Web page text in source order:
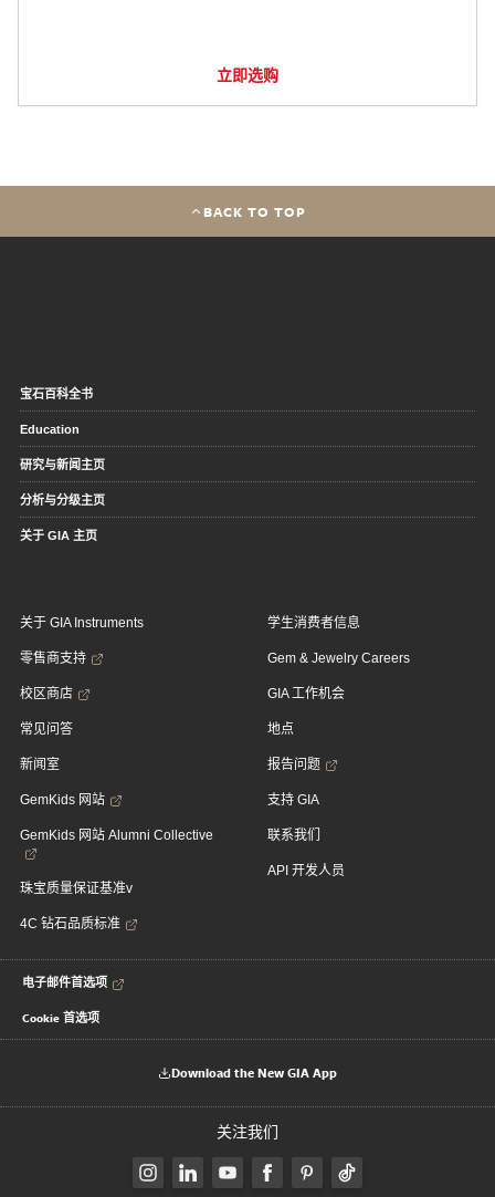
立即选购
BACK TO TOP
宝石百科全书
Education
研究与新闻主页
分析与分级主页
关于 GIA 主页
关于 GIA Instruments
零售商支持
校区商店
常见问答
新闻室
GemKids 网站
GemKids 网站 Alumni Collective
珠宝质量保证基准v
4C 钻石品质标准
学生消费者信息
Gem & Jewelry Careers
GIA 工作机会
地点
报告问题
支持 GIA
联系我们
API 开发人员
电子邮件首选项
Cookie 首选项
Download the New GIA App
关注我们